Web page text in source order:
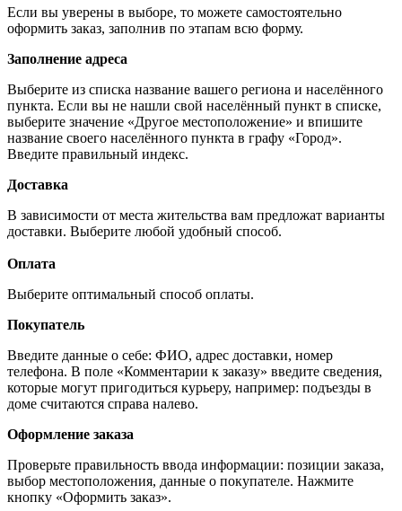
Если вы уверены в выборе, то можете самостоятельно
оформить заказ, заполнив по этапам всю форму.
Заполнение адреса
Выберите из списка название вашего региона и населённого
пункта. Если вы не нашли свой населённый пункт в списке,
выберите значение «Другое местоположение» и впишите
название своего населённого пункта в графу «Город».
Введите правильный индекс.
Доставка
В зависимости от места жительства вам предложат варианты
доставки. Выберите любой удобный способ.
Оплата
Выберите оптимальный способ оплаты.
Покупатель
Введите данные о себе: ФИО, адрес доставки, номер
телефона. В поле «Комментарии к заказу» введите сведения,
которые могут пригодиться курьеру, например: подъезды в
доме считаются справа налево.
Оформление заказа
Проверьте правильность ввода информации: позиции заказа,
выбор местоположения, данные о покупателе. Нажмите
кнопку «Оформить заказ».